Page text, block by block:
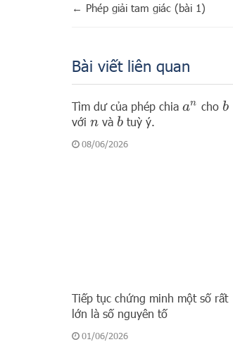
← Phép giải tam giác (bài 1)
Bài viết liên quan
Tìm dư của phép chia an cho b
với n vàb tuỳ ý.
08/06/2026
Tiếp tục chứng minh một số rất
lớn là số nguyên tố
01/06/2026